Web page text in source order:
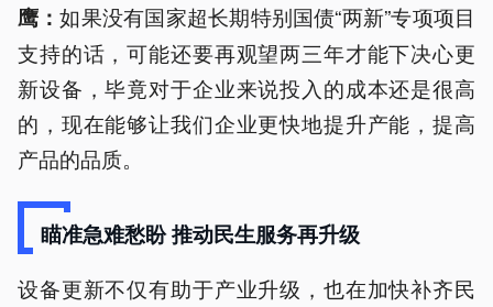
鹰：如果没有国家超长期特别国债“两新”专项项目
支持的话，可能还要再观望两三年才能下决心更
新设备，毕竟对于企业来说投入的成本还是很高
的，现在能够让我们企业更快地提升产能，提高
产品的品质。
瞄准急难愁盼 推动民生服务再升级
设备更新不仅有助于产业升级，也在加快补齐民